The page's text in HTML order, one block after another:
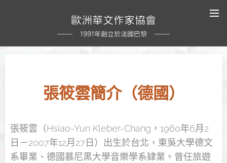
歐洲華文作家協會
1991年創立於法國巴黎
張筱雲簡介（德國）
張筱雲（Hsiao-Yun Kleber-Chang，1960年6月2
日－2007年12月27日）出生於台北，東吳大學德文
系畢業、德國慕尼黑大學音樂學系肄業。曾任旅遊